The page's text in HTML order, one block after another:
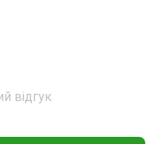
відгук